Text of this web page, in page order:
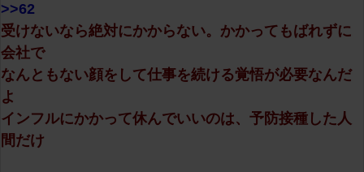
>>62
受けないなら絶対にかからない。かかってもばれずに
会社で
なんともない顔をして仕事を続ける覚悟が必要なんだ
よ
インフルにかかって休んでいいのは、予防接種した人
間だけ